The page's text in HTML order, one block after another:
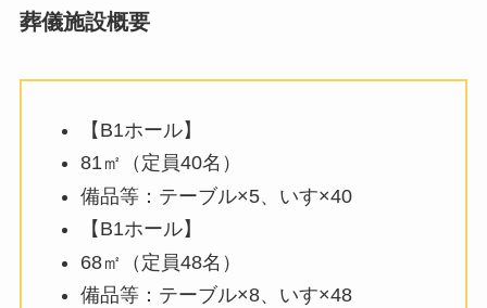
葬儀施設概要
【B1ホール】
81㎡（定員40名）
備品等：テーブル×5、いす×40
【B1ホール】
68㎡（定員48名）
備品等：テーブル×8、いす×48